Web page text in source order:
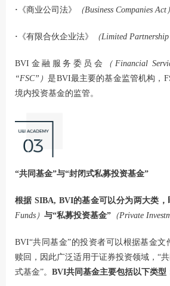
· 《商业公司法》 （Business Companies Act）
· 《有限合伙企业法》 （Limited Partnership
BVI金融服务委员会
（Financial
“FSC”）是BVI最主要的基金监管机构，
境内投资基金的监管。
“共同基金”与“封闭式私募投资基金”
根据 SIBA, BVI的基金可以分为两大类，
Funds） 与“私募投资基金” （Private
BVI“共同基金”的投资者可以根据基金文
赎回，因此广泛适用于证券投资领域，“
式基金”。 BVI共同基金主要包括以下类型